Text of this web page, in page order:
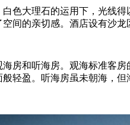
色大理石的运用下，光线
间的亲切感。酒店设有沙
房和听海房。观海标准客
轻盈。听海房虽未朝海，